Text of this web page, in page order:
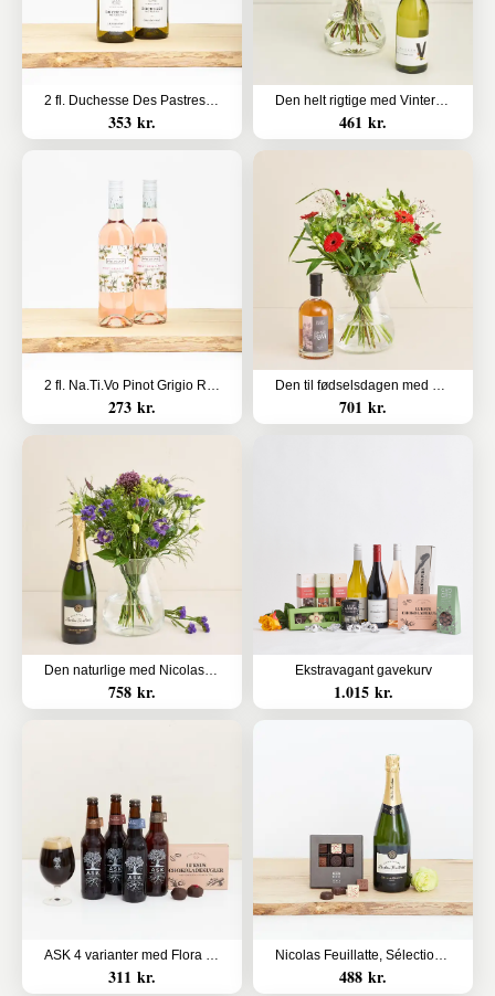
2 fl. Duchesse Des Pastres, Chardonnay, HVE
353 kr.
Den helt rigtige med Vinterra, Sauvignon Blanc
461 kr.
2 fl. Na.Ti.Vo Pinot Grigio Rosé Organic, Sicilien, Italy
273 kr.
Den til fødselsdagen med Sankt Thomas, Carribean Rum
701 kr.
Den naturlige med Nicolas Feuillatte, Champagne
758 kr.
Ekstravagant gavekurv
1.015 kr.
ASK 4 varianter med Flora og Evergreen Luksus chokoladekugler
311 kr.
Nicolas Feuillatte, Sélection Brut, champagne med CHO CHO 9 stk.
488 kr.